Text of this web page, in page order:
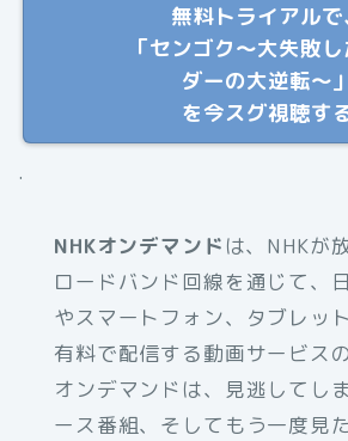
無料トライアルで
「センゴク〜大失敗
ダーの大逆転〜」
を今スグ視聴す
.
NHKオンデマンド は、NHKが
ロードバンド回線を通じて、
やスマートフォン、タブレッ
有料で配信する動画サービス
オンデマンドは、見逃してし
ース番組、そしてもう一度見